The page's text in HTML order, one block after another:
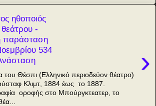
ηθοποιός
-
παράσταση
534
›
του Θέσπι (Ελληνικό περιοδεύον θέατρο)
Κλιμτ, 1884 έως το 1887.
οροφής στο Μπούργκτεατερ, το